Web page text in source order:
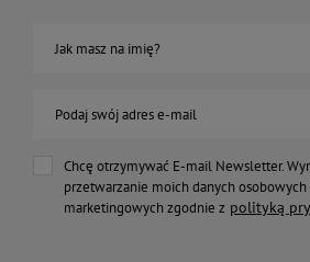
Jak masz na imię?
Podaj swój adres e-mail
Chcę otrzymywać E-mail Newsletter.
przetwarzanie moich danych
marketingowych zgodnie z polityką